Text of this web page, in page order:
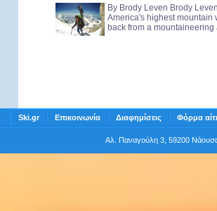
By Brody Leven Brody
America's highest mountain
back from a mountaineering
Ski.gr Επικοινωνία Διαφημίσεις Φόρμα
Αλ. Παναγούλη 3, 59200